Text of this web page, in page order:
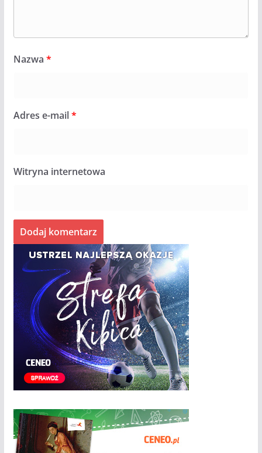
Nazwa *
Adres e-mail*
Witryna internetowa